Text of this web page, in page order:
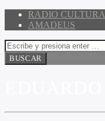
RADIO CULTURA
AMADEUS